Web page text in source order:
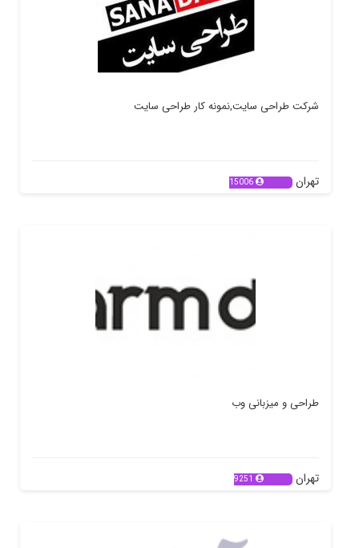
شرکت طراحی سایت,نمونه کار طراحی سایت
تهران 15006
طراحی و میزبانی وب
تهران 9251